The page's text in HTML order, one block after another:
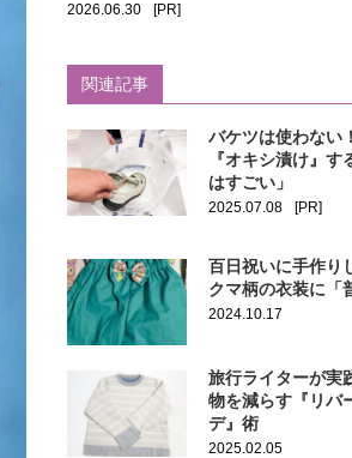
2026.06.30 [PR]
関連記事
バケツは使わない
『オキシ漬け』
はすごい」
2025.07.08 [PR]
百日祝いに手作り
クマ柄の衣装に「
2024.10.17
旅行ライターが
物を減らす『リバ
デ』術
2025.02.05